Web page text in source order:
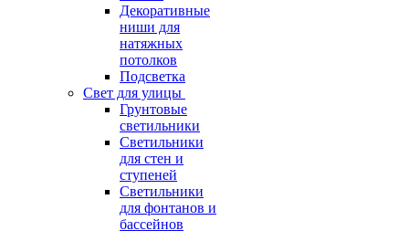
Декоративные
ниши для
натяжных
потолков
Подсветка
Свет для улицы
Грунтовые
светильники
Светильники
для стен и
ступеней
Светильники
для фонтанов и
бассейнов